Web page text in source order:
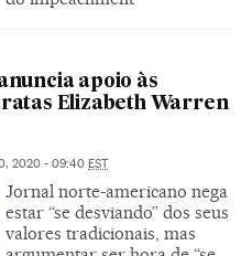
apoio às
Elizabeth Warren
2020 - 09:40 EST
Jornal norte-americano nega
estar “se desviando” dos seus
valores tradicionais, mas